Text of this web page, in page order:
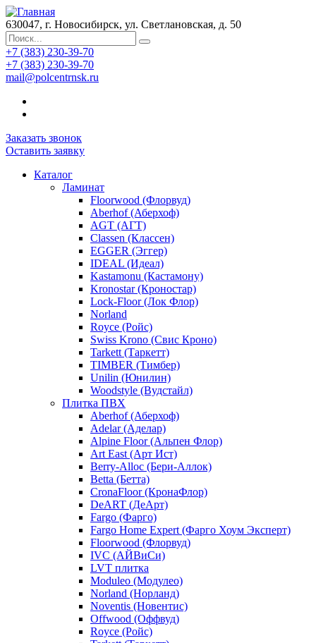
630047, г. Новосибирск, ул. Светлановская, д. 50
+7 (383) 230-39-70
+7 (383) 230-39-70
mail@polcentrnsk.ru
Заказать звонок
Оставить заявку
Каталог
Ламинат
Floorwood (Флорвуд)
Aberhof (Аберхоф)
AGT (АГТ)
Classen (Классен)
EGGER (Эггер)
IDEAL (Идеал)
Kastamonu (Кастамону)
Kronostar (Кроностар)
Lock-Floor (Лок Флор)
Norland
Royce (Ройс)
Swiss Krono (Свис Кроно)
Tarkett (Таркетт)
TIMBER (Тимбер)
Unilin (Юнилин)
Woodstyle (Вудстайл)
Плитка ПВХ
Aberhof (Аберхоф)
Adelar (Аделар)
Alpine Floor (Альпен Флор)
Art East (Арт Ист)
Berry-Alloc (Бери-Аллок)
Betta (Бетта)
CronaFloor (КронаФлор)
DeART (ДеАрт)
Fargo (Фарго)
Fargo Home Expert (Фарго Хоум Эксперт)
Floorwood (Флорвуд)
IVC (АЙВиСи)
LVT плитка
Moduleo (Модулео)
Norland (Норланд)
Noventis (Новентис)
Offwood (Оффвуд)
Royce (Ройс)